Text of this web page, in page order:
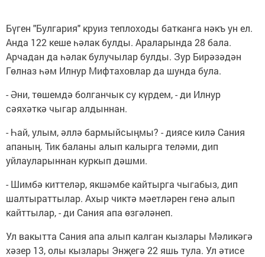
Бүген "Булгария" круиз теплоходы батканга нәкъ ун ел.
Анда 122 кеше һәлак булды. Араларында 28 бала.
Арчадан да һәлак булучылар булды. Зур Бирәзәдән
Гөлназ һәм Илнур Мифтаховлар да шунда була.
- Әни, төшемдә болганчык су күрдем, - ди Илнур
сәяхәткә чыгар алдыннан.
- Һай, улым, әллә бармыйсыңмы? - диясе килә Сания
апаның. Тик баланы алып калырга теләми, дип
уйлауларыннан куркып дәшми.
- Шимбә киттеләр, якшәмбе кайтырга чыгабыз, дип
шалтыраттылар. Ахыр чиктә мәетләрен генә алып
кайттылар, - ди Сания апа өзгәләнеп.
Ул вакытта Сания апа алып калган кызлары Мәликәгә
хәзер 13, олы кызлары Энҗегә 22 яшь тула. Ул әтисе